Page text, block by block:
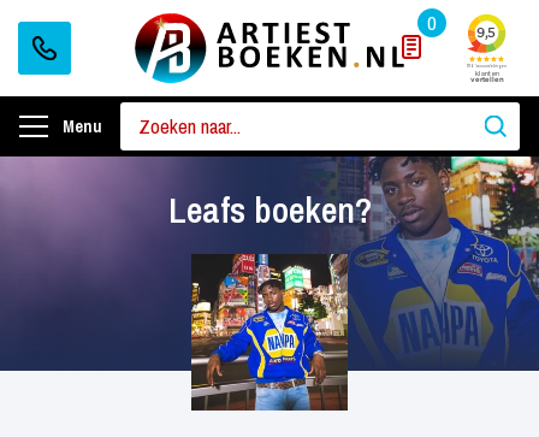
0
Menu
Leafs boeken?